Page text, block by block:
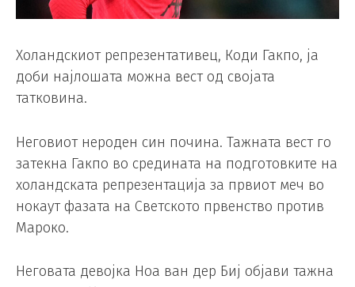
Холандскиот репрезентативец, Коди Гакпо, ја
доби најлошата можна вест од својата
татковина.
Неговиот нероден син почина. Тажната вест го
затекна Гакпо во средината на подготовките на
холандската репрезентација за првиот меч во
нокаут фазата на Светското првенство против
Мароко.
Неговата девојка Ноа ван дер Биј објави тажна